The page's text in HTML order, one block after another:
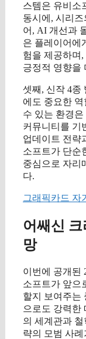
스템은 유비소
동시에, 시리
어, AI 개선과
은 플레이어에
험을 제공하며
긍정적 영향을
셋째, 신작 4종
에도 중요한
수 있는 환경
커뮤니티를 기
업데이트 전략
소프트가 단순
중심으로 자리
다.
그래픽카드 자
어쌔신
망
이번에 공개된
소프트가 앞으
할지 보여주는
으로도 강력한
의 세계관과
략의 모범 사